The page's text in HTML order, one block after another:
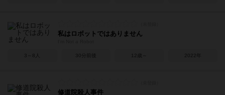
私はロボットではありません
3～8人 30分前後 12歳～ 2022年
修道院殺人事件